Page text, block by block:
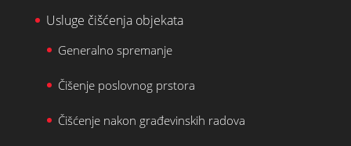
Usluge čišćenja objekata
Generalno spremanje
Čišenje poslovnog prstora
Čišćenje nakon građevinskih radova